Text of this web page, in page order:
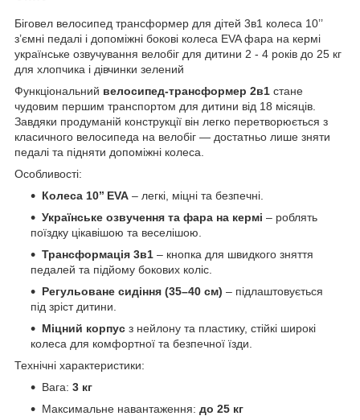
Біговел велосипед трансформер для дітей 3в1 колеса 10’’
з’ємні педалі і допоміжні бокові колеса EVA фара на кермі
українське озвучування велобіг для дитини 2 - 4 років до 25 кг
для хлопчика і дівчинки зелений
Функціональний велосипед-трансформер 2в1 стане
чудовим першим транспортом для дитини від 18 місяців.
Завдяки продуманій конструкції він легко перетворюється з
класичного велосипеда на велобіг — достатньо лише зняти
педалі та підняти допоміжні колеса.
Особливості:
Колеса 10’’ EVA – легкі, міцні та безпечні.
Українське озвучення та фара на кермі – роблять
поїздку цікавішою та веселішою.
Трансформація 3в1 – кнопка для швидкого зняття
педалей та підйому бокових коліс.
Регульоване сидіння (35–40 см) – підлаштовується
під зріст дитини.
Міцний корпус з нейлону та пластику, стійкі широкі
колеса для комфортної та безпечної їзди.
Технічні характеристики:
Вага: 3 кг
Максимальне навантаження: до 25 кг